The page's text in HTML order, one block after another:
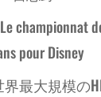
Le championnat
pour Disney
界最大規模の